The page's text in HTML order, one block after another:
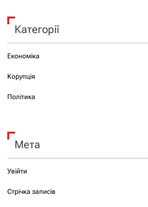
Категорії
Економіка
Корупція
Політика
Мета
Увійти
Стрічка записів